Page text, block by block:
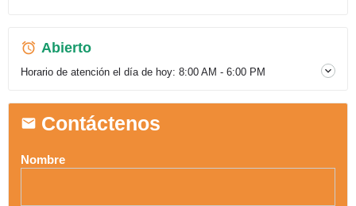
Abierto
Horario de atención el día de hoy: 8:00 AM - 6:00 PM
Contáctenos
Nombre